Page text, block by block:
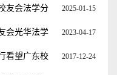
素质法治人
举行
友会法学分 2025-01-15
会光华法学
利举行
2023-04-17
看望广东校 2017-12-24